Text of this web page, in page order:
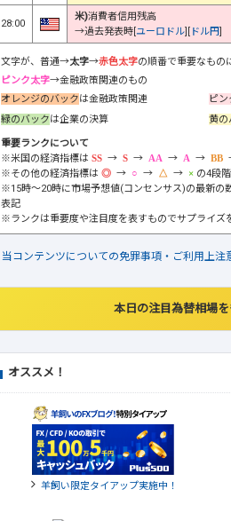
28:00
米)消費者信用残高
→過去発表時[ユーロドル][ ドル円]
文字が、普通→太字→赤色太字の順番で重要なもの
ピンク太字→金融政策関連のもの
オレンジのバックは金融政策関連 ピン
緑のバックは企業の決算 黄の
重要ランクについて
※米国の経済指標は
→ → → →
※その他の経済指標は
→ → →
の4段
※15時～20時に市場予想値(コンセンサス)の最新の
表記
※ランクは重要度や注目度を表すものでサプライズ
当コンテンツについての免罪事項・ご利用上注
本日の注目為替相場
オススメ！
羊飼い限定タイアップ実施中！